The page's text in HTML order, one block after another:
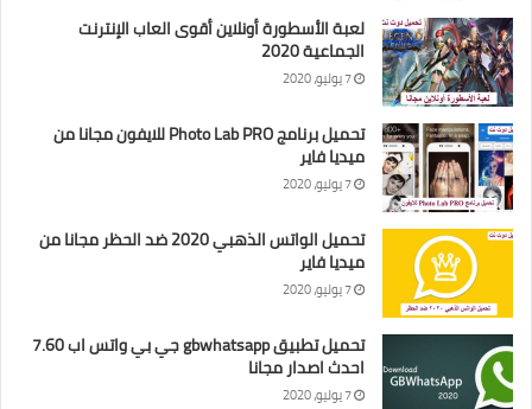
لعبة الأسطورة أونلاين أقوى العاب الإنترنت
الجماعية 2020
7 يوليو، 2020
تحميل برنامج Photo Lab PRO للايفون مجانا من
ميديا فاير
7 يوليو، 2020
تحميل الواتس الذهبي 2020 ضد الحظر مجانا من
ميديا فاير
7 يوليو، 2020
تحميل تطبيق gbwhatsapp جي بي واتس اب 7.60
احدث اصدار مجانا
7 يوليو، 2020